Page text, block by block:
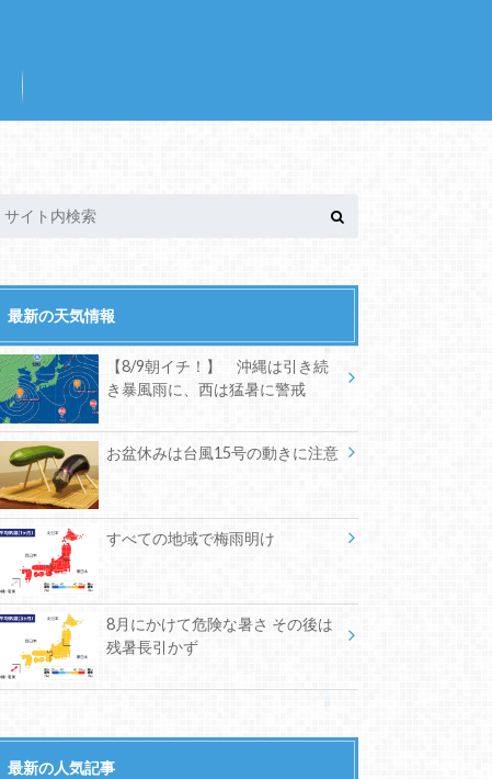
最新の天気情報
【8/9朝イチ！】 沖縄は引き続
き暴風雨に、西は猛暑に警戒
お盆休みは台風15号の動きに注意
すべての地域で梅雨明け
8月にかけて危険な暑さ その後は
残暑長引かず
最新の人気記事